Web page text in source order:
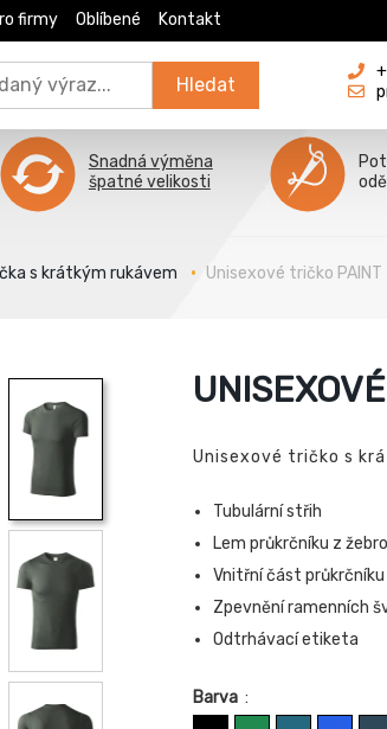
firmy Oblíbené Kontakt
Hledat
Snadná výměna
špatné velikosti
s krátkým rukávem Unisexové tričko PAINT
Unisexové tričko s
Tubulární střih
Lem průkrčníku z
Vnitřní část
Zpevnění ramenních
Odtrhávací etiketa
Barva :